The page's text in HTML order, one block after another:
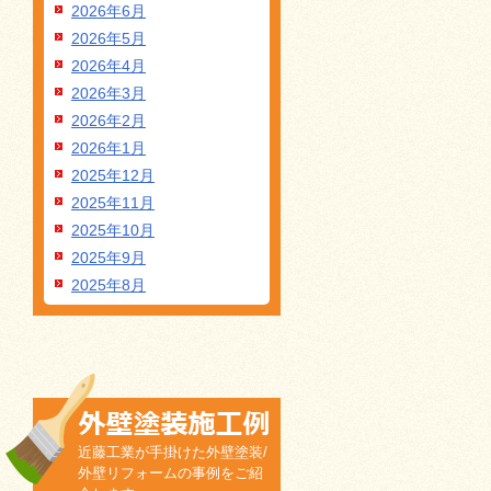
2026年6月
2026年5月
2026年4月
2026年3月
2026年2月
2026年1月
2025年12月
2025年11月
2025年10月
2025年9月
2025年8月
近藤工業が手掛けた外壁塗装/
外壁リフォームの事例をご紹